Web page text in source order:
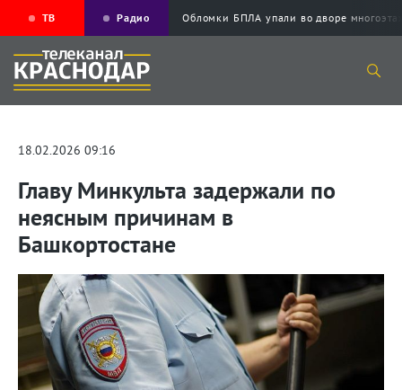
ТВ Радио Обломки БПЛА упали во дворе
18.02.2026 09:16
Главу Минкульта задержали по
неясным причинам в
Башкортостане